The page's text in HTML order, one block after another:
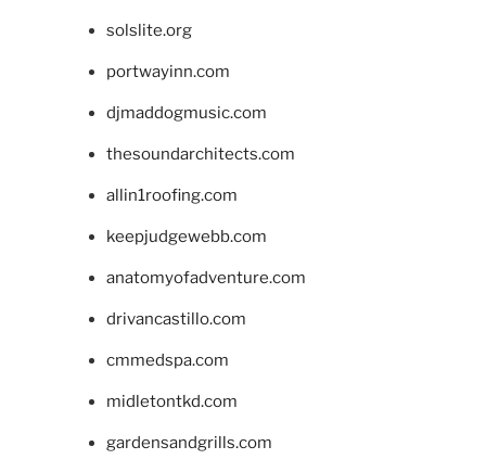
solslite.org
portwayinn.com
djmaddogmusic.com
thesoundarchitects.com
allin1roofing.com
keepjudgewebb.com
anatomyofadventure.com
drivancastillo.com
cmmedspa.com
midletontkd.com
gardensandgrills.com